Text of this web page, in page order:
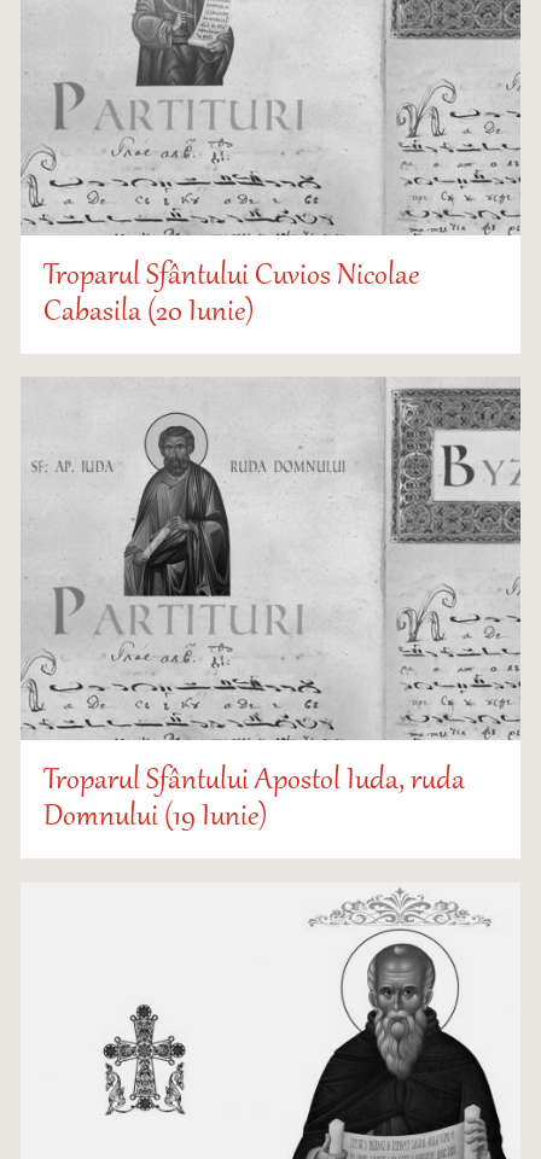
Troparul Sfântului Cuvios Nicolae
Cabasila (20 Iunie)
Troparul Sfântului Apostol Iuda, ruda
Domnului (19 Iunie)